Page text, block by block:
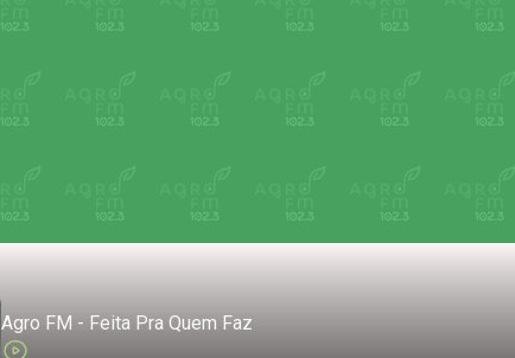
Agro FM - Feita Pra Quem Faz